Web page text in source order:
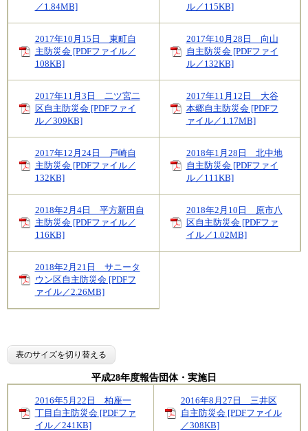
／1.84MB]
ル／115KB]
2017年10月15日 東町自
主防災会 [PDFファイル／
108KB]
2017年10月28日 向山
自主防災会 [PDFファイ
ル／132KB]
2017年11月3日 二ツ宮二
区自主防災会 [PDFファイ
ル／309KB]
2017年11月12日 大谷
本郷自主防災会 [PDFフ
ァイル／1.17MB]
2017年12月24日 戸崎自
主防災会 [PDFファイル／
132KB]
2018年1月28日 北中地
自主防災会 [PDFファイ
ル／111KB]
2018年2月4日 平方新田自
主防災会 [PDFファイル／
116KB]
2018年2月10日 原市八
区自主防災会 [PDFファ
イル／1.02MB]
2018年2月21日 サニータ
ウン区自主防災会 [PDFフ
ァイル／2.26MB]
表のサイズを切り替える
2016年5月22日 柏座一
丁目自主防災会 [PDFファ
イル／241KB]
2016年8月27日 三井区
自主防災会 [PDFファイル
／308KB]
平成28年度報告団体・実施日